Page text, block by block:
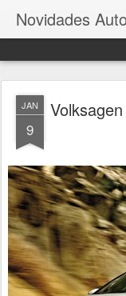
Novidades
JAN
9